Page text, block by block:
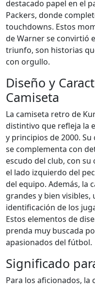
destacado papel en el
Packers, donde
touchdowns. Estos
de Warner se convirtió
triunfo, son historias
con orgullo.
Diseño y
Camiseta
La camiseta retro de
distintivo que refleja la
y principios de 2000.
se complementa con
escudo del club, con
el lado izquierdo del
del equipo. Además, la
grandes y bien
identificación de los
Estos elementos de
prenda muy buscada
apasionados del fútbol.
Significado
Para los aficionados, la